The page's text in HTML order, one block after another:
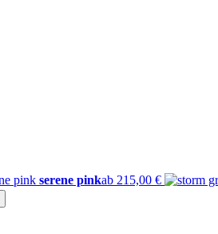
serene pinkab 215,00 €